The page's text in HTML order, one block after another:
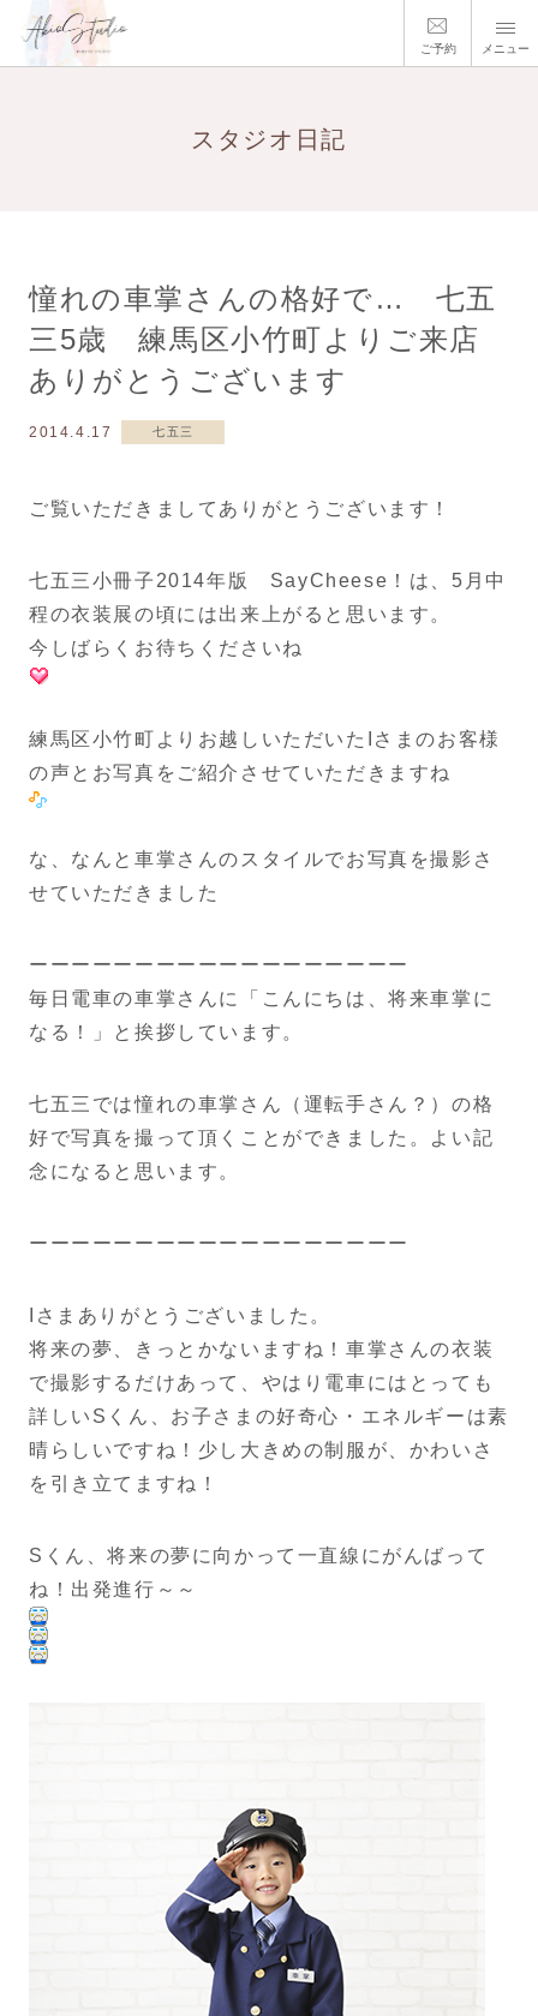
ご予約 メニュー
スタジオ日記
憧れの車掌さんの格好で… 七五
三5歳 練馬区小竹町よりご来店
ありがとうございます
2014.4.17 七五三
ご覧いただきましてありがとうございます！
七五三小冊子2014年版 SayCheese！は、5月中
程の衣装展の頃には出来上がると思います。
今しばらくお待ちくださいね
練馬区小竹町よりお越しいただいたIさまのお客様
の声とお写真をご紹介させていただきますね
な、なんと車掌さんのスタイルでお写真を撮影さ
せていただきました
ーーーーーーーーーーーーーーーーーー
毎日電車の車掌さんに「こんにちは、将来車掌に
なる！」と挨拶しています。
七五三では憧れの車掌さん（運転手さん？）の格
好で写真を撮って頂くことができました。よい記
念になると思います。
ーーーーーーーーーーーーーーーーーー
Iさまありがとうございました。
将来の夢、きっとかないますね！車掌さんの衣装
で撮影するだけあって、やはり電車にはとっても
詳しいSくん、お子さまの好奇心・エネルギーは素
晴らしいですね！少し大きめの制服が、かわいさ
を引き立てますね！
Sくん、将来の夢に向かって一直線にがんばって
ね！出発進行～～